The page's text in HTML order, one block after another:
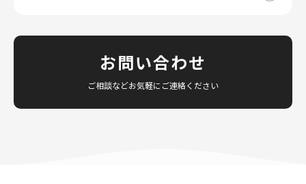
お問い合わせ
ご相談などお気軽にご連絡ください